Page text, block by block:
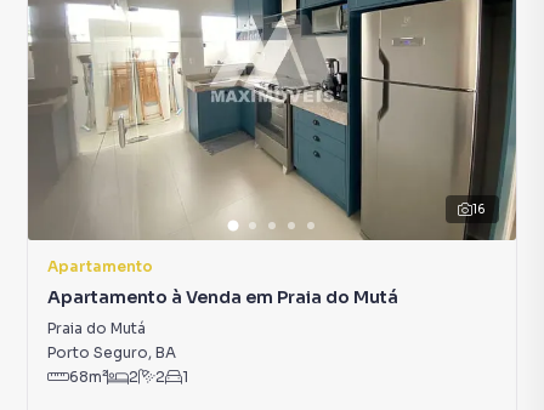
16
Apartamento
Apartamento à Venda em Praia do Mutá
Praia do Mutá
Porto Seguro, BA
68m² 2 2 1